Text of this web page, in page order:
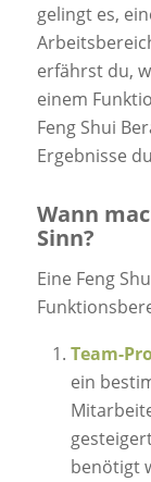
gelingt es,
erfährst du,
einem
Feng Shui
Ergebnisse
Wann
Sinn?
Eine Feng
Team-
ein
benötigt